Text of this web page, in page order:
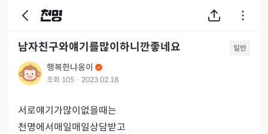
남자친구와얘기를많이하니깐좋네요 일반
행복한냐옹이
조회 105 · 2023.02.18
서로얘기가많이없을때는
천명에서매일매일상담받고